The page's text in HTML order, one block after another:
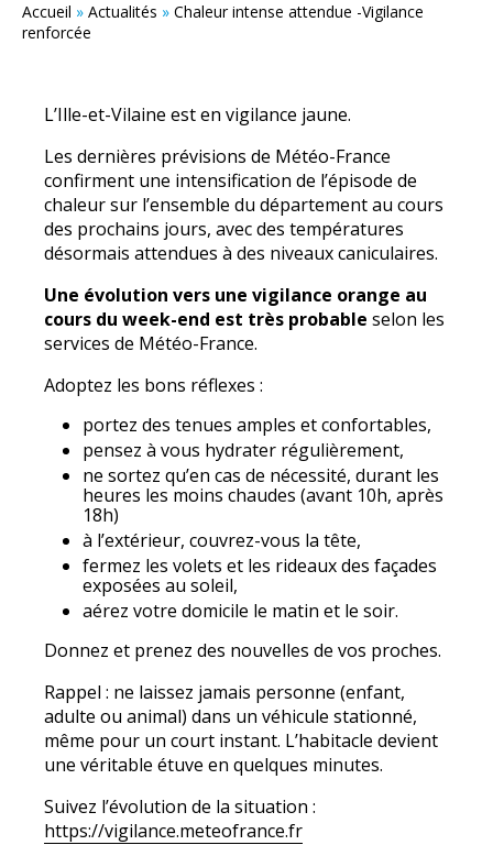
Accueil » Actualités » Chaleur intense attendue -Vigilance
renforcée
L’Ille-et-Vilaine est en vigilance jaune.
Les dernières prévisions de Météo-France
confirment une intensification de l’épisode de
chaleur sur l’ensemble du département au cours
des prochains jours, avec des températures
désormais attendues à des niveaux caniculaires.
Une évolution vers une vigilance orange au
cours du week-end est très probable selon les
services de Météo-France.
Adoptez les bons réflexes :
portez des tenues amples et confortables,
pensez à vous hydrater régulièrement,
ne sortez qu’en cas de nécessité, durant les
heures les moins chaudes (avant 10h, après
18h)
à l’extérieur, couvrez-vous la tête,
fermez les volets et les rideaux des façades
exposées au soleil,
aérez votre domicile le matin et le soir.
Donnez et prenez des nouvelles de vos proches.
Rappel : ne laissez jamais personne (enfant,
adulte ou animal) dans un véhicule stationné,
même pour un court instant. L’habitacle devient
une véritable étuve en quelques minutes.
Suivez l’évolution de la situation :
https://vigilance.meteofrance.fr